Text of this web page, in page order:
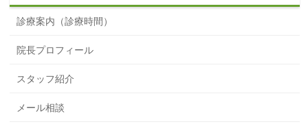
診療案内（診療時間）
院長プロフィール
スタッフ紹介
メール相談